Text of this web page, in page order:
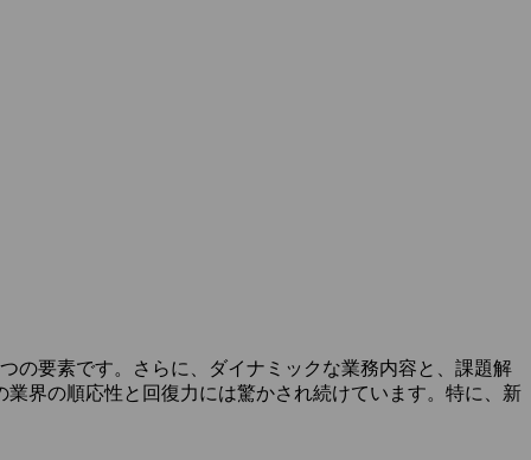
の要素です。さらに、ダイナミックな業務内容と、課題解
界の順応性と回復力には驚かされ続けています。特に、新